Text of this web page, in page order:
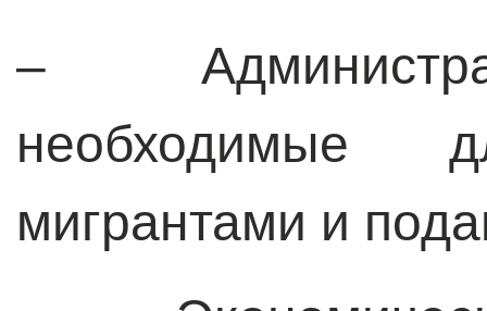
–
необходимые
мигрантами и